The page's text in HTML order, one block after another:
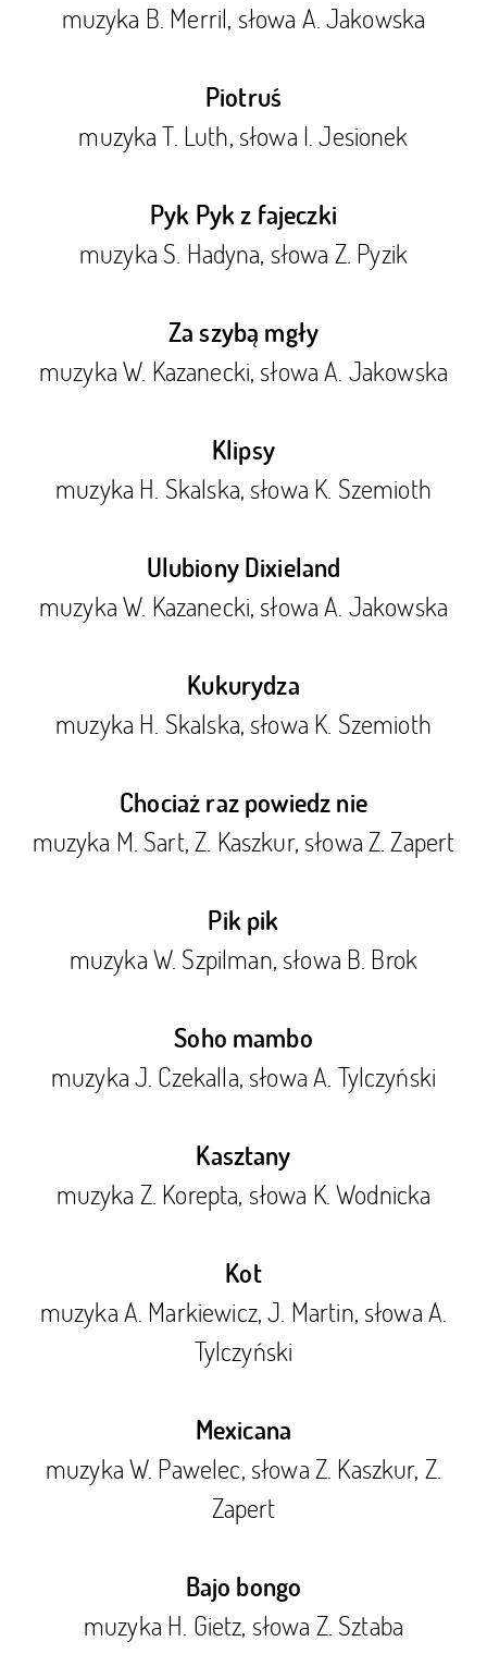
muzyka B. Merril, słowa A. Jakowska
Piotruś
muzyka T. Luth, słowa I. Jesionek
Pyk Pyk z fajeczki
muzyka S. Hadyna, słowa Z. Pyzik
Za szybą mgły
muzyka W. Kazanecki, słowa A. Jakowska
Klipsy
muzyka H. Skalska, słowa K. Szemioth
Ulubiony Dixieland
muzyka W. Kazanecki, słowa A. Jakowska
Kukurydza
muzyka H. Skalska, słowa K. Szemioth
Chociaż raz powiedz nie
muzyka M. Sart, Z. Kaszkur, słowa Z. Zapert
Pik pik
muzyka W. Szpilman, słowa B. Brok
Soho mambo
muzyka J. Czekalla, słowa A. Tylczyński
Kasztany
muzyka Z. Korepta, słowa K. Wodnicka
Kot
muzyka A. Markiewicz, J. Martin, słowa A.
Tylczyński
Mexicana
muzyka W. Pawelec, słowa Z. Kaszkur, Z.
Zapert
Bajo bongo
muzyka H. Gietz, słowa Z. Sztaba